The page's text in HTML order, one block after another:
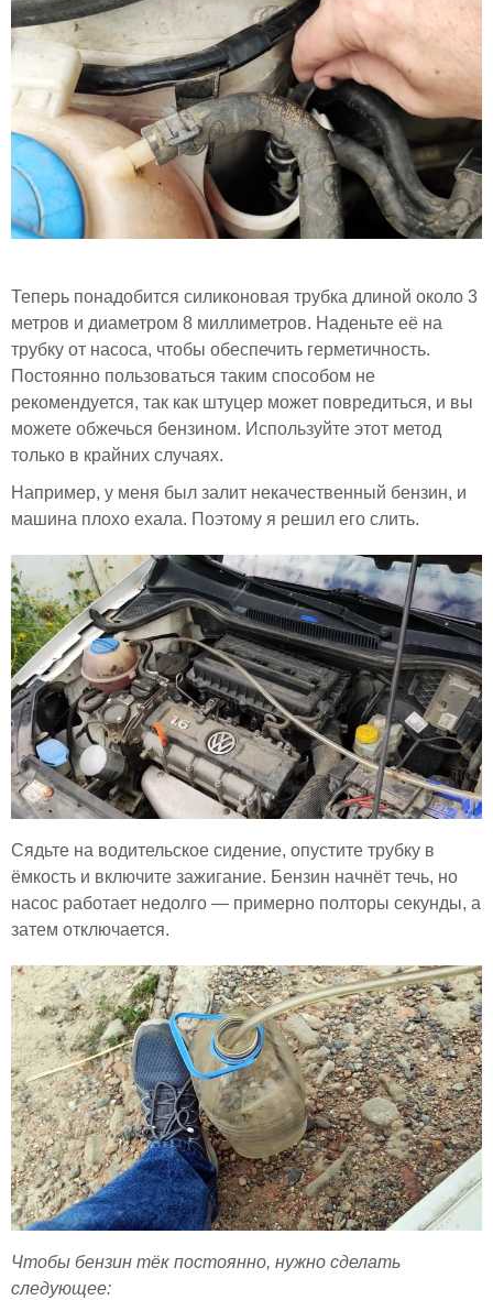
Теперь понадобится силиконовая трубка длиной около 3
метров и диаметром 8 миллиметров. Наденьте её на
трубку от насоса, чтобы обеспечить герметичность.
Постоянно пользоваться таким способом не
рекомендуется, так как штуцер может повредиться, и вы
можете обжечься бензином. Используйте этот метод
только в крайних случаях.
Например, у меня был залит некачественный бензин, и
машина плохо ехала. Поэтому я решил его слить.
Сядьте на водительское сидение, опустите трубку в
ёмкость и включите зажигание. Бензин начнёт течь, но
насос работает недолго — примерно полторы секунды, а
затем отключается.
Чтобы бензин тёк постоянно, нужно сделать
следующее: